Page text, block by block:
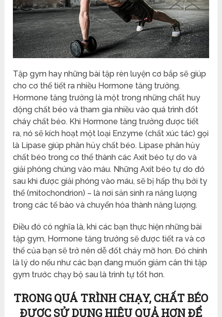
Tập gym hay những bài tập rèn luyện cơ bắp sẽ giúp
cho cơ thể tiết ra nhiều Hormone tăng trưởng.
Hormone tăng trưởng là một trong những chất huy
động chất béo và tham gia nhiều vào quá trình đốt
cháy chất béo. Khi Hormone tăng trưởng được tiết
ra, nó sẽ kích hoạt một loại Enzyme (chất xúc tác) gọi
là Lipase giúp phân hủy chất béo. Lipase phân hủy
chất béo trong cơ thể thành các Axit béo tự do và
giải phóng chúng vào máu. Những Axit béo tự do đó
sau khi được giải phóng vào máu, sẽ bị hấp thụ bởi ty
thể (mitochondrion) – là nơi sản sinh ra năng lượng
trong các tế bào và chuyển hóa thành năng lượng.
Điều đó có nghĩa là, khi các bạn thực hiện những bài
tập gym, Hormone tăng trưởng sẽ được tiết ra và cơ
thể của bạn sẽ trở nên dễ đốt cháy mỡ hơn. Đó chính
là lý do nếu như các bạn đang muốn giảm cân thì tập
gym trước chạy bộ sau là trình tự tốt hơn.
TRONG QUÁ TRÌNH CHẠY, CHẤT BÉO
ĐƯỢC SỬ DỤNG HIỆU QUẢ HƠN ĐỂ